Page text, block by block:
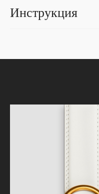
Инструкция